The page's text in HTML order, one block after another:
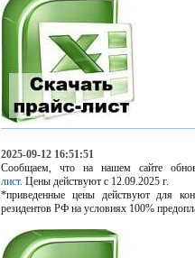
2025-09-12 16:51:51
Сообщаем, что на нашем сайте
лист. Цены действуют с 12.09.2025 г.
*приведенные цены действуют для
резидентов РФ на условиях 100%